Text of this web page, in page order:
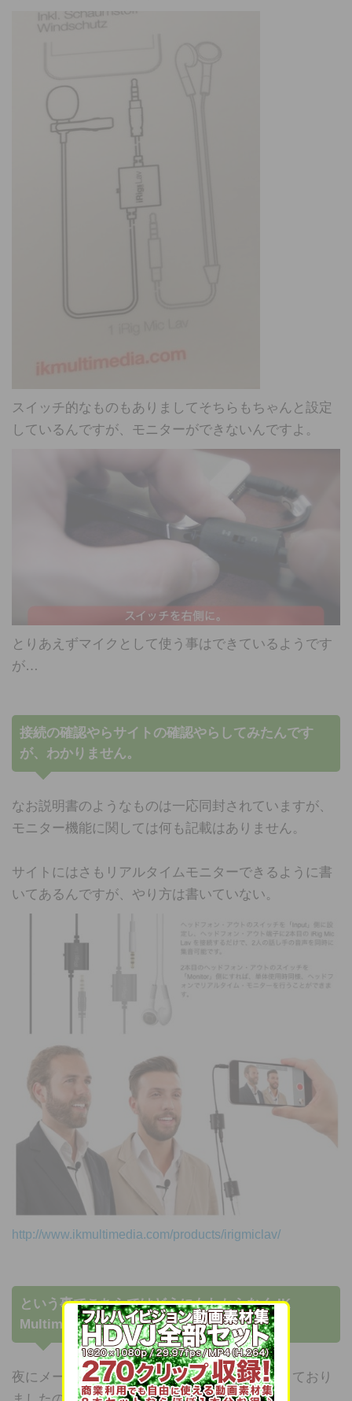
スイッチ的なものもありましてそちらもちゃんと設定
しているんですが、モニターができないんですよ。
とりあえずマイクとして使う事はできているようです
が…
接続の確認やらサイトの確認やらしてみたんです
が、わかりません。
なお説明書のようなものは一応同封されていますが、
モニター機能に関しては何も記載はありません。
サイトにはさもリアルタイムモニターできるように書
いてあるんですが、やり方は書いていない。
http://www.ikmultimedia.com/products/irigmiclav/
という事でこちらではどうにもわからなく IK
Multimedia のサポートに連絡してみました。
夜にメールをしたら次の日のお昼には返信がきており